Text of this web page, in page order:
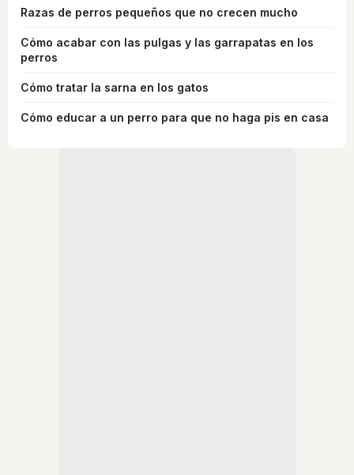
Razas de perros pequeños que no crecen mucho
Cómo acabar con las pulgas y las garrapatas en los
perros
Cómo tratar la sarna en los gatos
Cómo educar a un perro para que no haga pis en casa